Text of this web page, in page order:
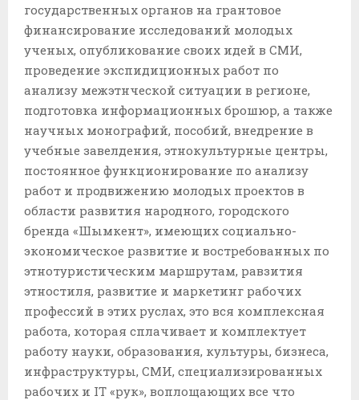
государственных органов на грантовое
финансирование исследований молодых
ученых, опубликование своих идей в СМИ,
проведение экспидиционных работ по
анализу межэтнческой ситуации в регионе,
подготовка информационных брошюр, а также
научных монографий, пособий, внедрение в
учебные завелдения, этнокультурные центры,
постоянное функционирование по анализу
работ и продвижению молодых проектов в
области развития народного, городского
бренда «Шымкент», имеющих социально-
экономическое развитие и востребованных по
этнотуристическим маршрутам, равзития
этностиля, развитие и маркетинг рабочих
профессий в этих руслах, это вся комплексная
работа, которая сплачивает и комплектует
работу науки, образования, культуры, бизнеса,
инфраструктуры, СМИ, специализированных
рабочих и ІТ «рук», воплощающих все что